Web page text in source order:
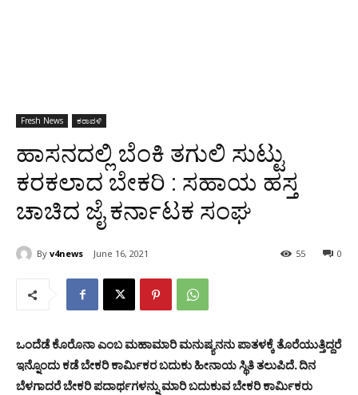
Fresh News ಕರಾವಳಿ
ಹಾಸನದಲ್ಲಿ ಬೆಂಕಿ ತಗುಲಿ ಸುಟ್ಟು
ಕರಕಲಾದ ಬೇಕರಿ : ಸಹಾಯ ಹಸ್ತ
ಚಾಚಿದ ಜೈ ಕರ್ನಾಟಕ ಸಂಘ
By v4news June 16, 2021 0
55
ಒಂದೆಡೆ ಕೊರೊನಾ ಎಂಬ ಮಹಾಮಾರಿ ಮನುಷ್ಯನನು ಪಾತಳಕ್ಕೆ ತೊರೆಯುತ್ತಿದ್ದರೆ
ಇನ್ನೊಂದು ಕಡೆ ಬೇಕರಿ ಕಾರ್ಮಿಕರ ಬದುಕು ಹೀನಾಯ ಸ್ಥಿತಿ ತಲುಪಿದೆ. ದಿನ
ಬೆಳಗಾದರೆ ಬೇಕರಿ ಪದಾರ್ಥಗಳನ್ನು ಮಾರಿ ಬದುಕುವ ಬೇಕರಿ ಕಾರ್ಮಿಕರು